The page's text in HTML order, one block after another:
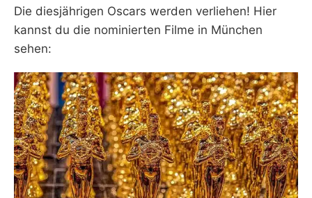
Die diesjährigen Oscars werden verliehen! Hier
kannst du die nominierten Filme in München
sehen: